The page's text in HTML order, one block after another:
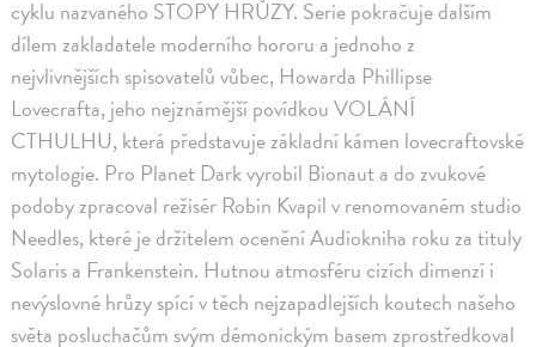
cyklu nazvaného STOPY HRŮZY. Serie pokračuje dalším
dílem zakladatele moderního hororu a jednoho z
nejvlivnějších spisovatelů vůbec, Howarda Phillipse
Lovecrafta, jeho nejznámější povídkou VOLÁNÍ
CTHULHU, která představuje základní kámen lovecraftovské
mytologie. Pro Planet Dark vyrobil Bionaut a do zvukové
podoby zpracoval režisér Robin Kvapil v renomovaném studio
Needles, které je držitelem ocenění Audiokniha roku za tituly
Solaris a Frankenstein. Hutnou atmosféru cizích dimenzí i
nevýslovné hrůzy spící v těch nejzapadlejších koutech našeho
světa posluchačům svým démonickým basem zprostředkoval